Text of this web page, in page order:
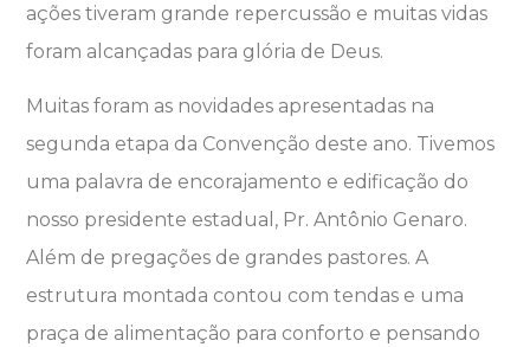
ações tiveram grande repercussão e muitas vidas
foram alcançadas para glória de Deus.
Muitas foram as novidades apresentadas na
segunda etapa da Convenção deste ano. Tivemos
uma palavra de encorajamento e edificação do
nosso presidente estadual, Pr. Antônio Genaro.
Além de pregações de grandes pastores. A
estrutura montada contou com tendas e uma
praça de alimentação para conforto e pensando